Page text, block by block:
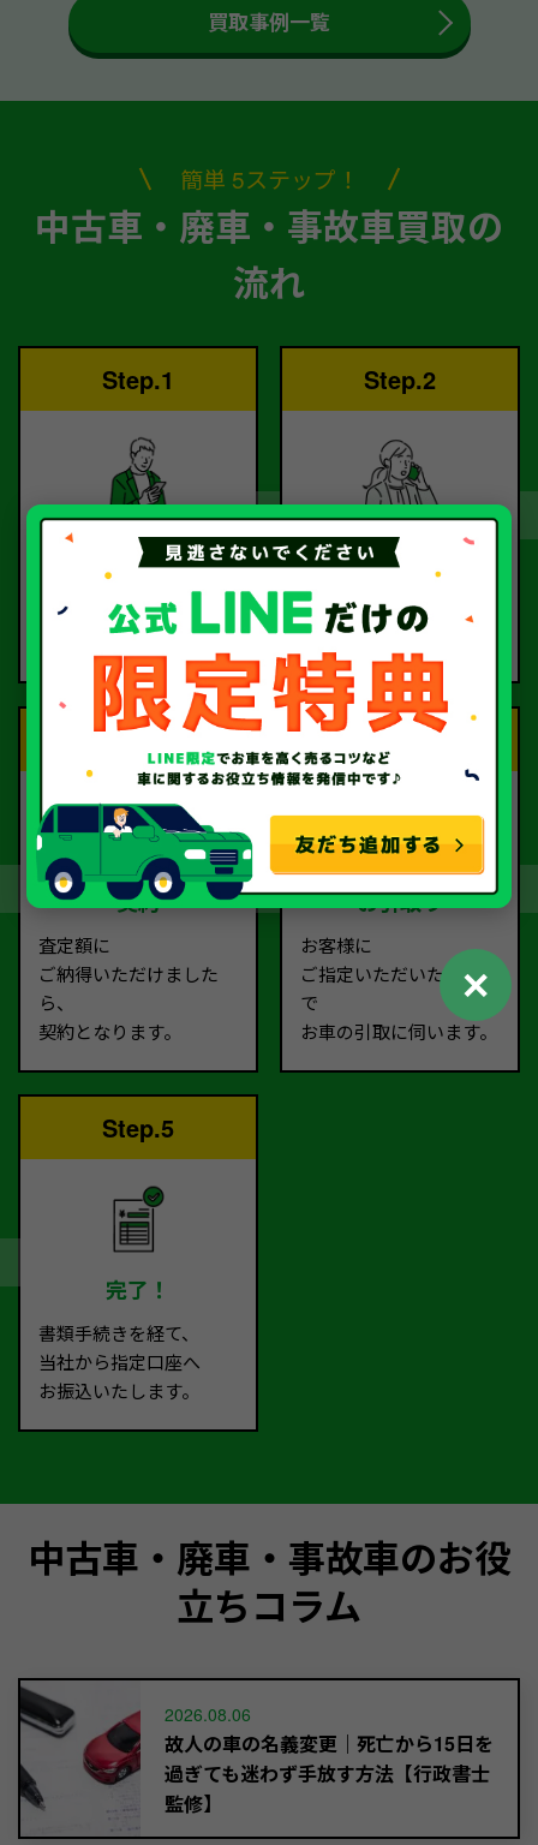
買取事例一覧
簡単 5ステップ！
中古車・廃車・事故車買取の
流れ
Step.1
ご依頼
お電話または査定フォー
ムより
ご依頼ください。
Step.2
査定
査定のプロが
お電話で回答いたしま
す。
Step.3
契約
査定額に
ご納得いただけました
ら、
契約となります。
Step.4
お引取り
お客様に
ご指定いただいた場所ま
で
お車の引取に伺います。
Step.5
完了！
書類手続きを経て、
当社から指定口座へ
お振込いたします。
中古車・廃車・事故車のお役
立ちコラム
2026.08.06
故人の車の名義変更｜死亡から15日を
過ぎても迷わず手放す方法【行政書士
監修】
✕